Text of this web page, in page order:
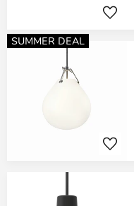
SUMMER DEAL